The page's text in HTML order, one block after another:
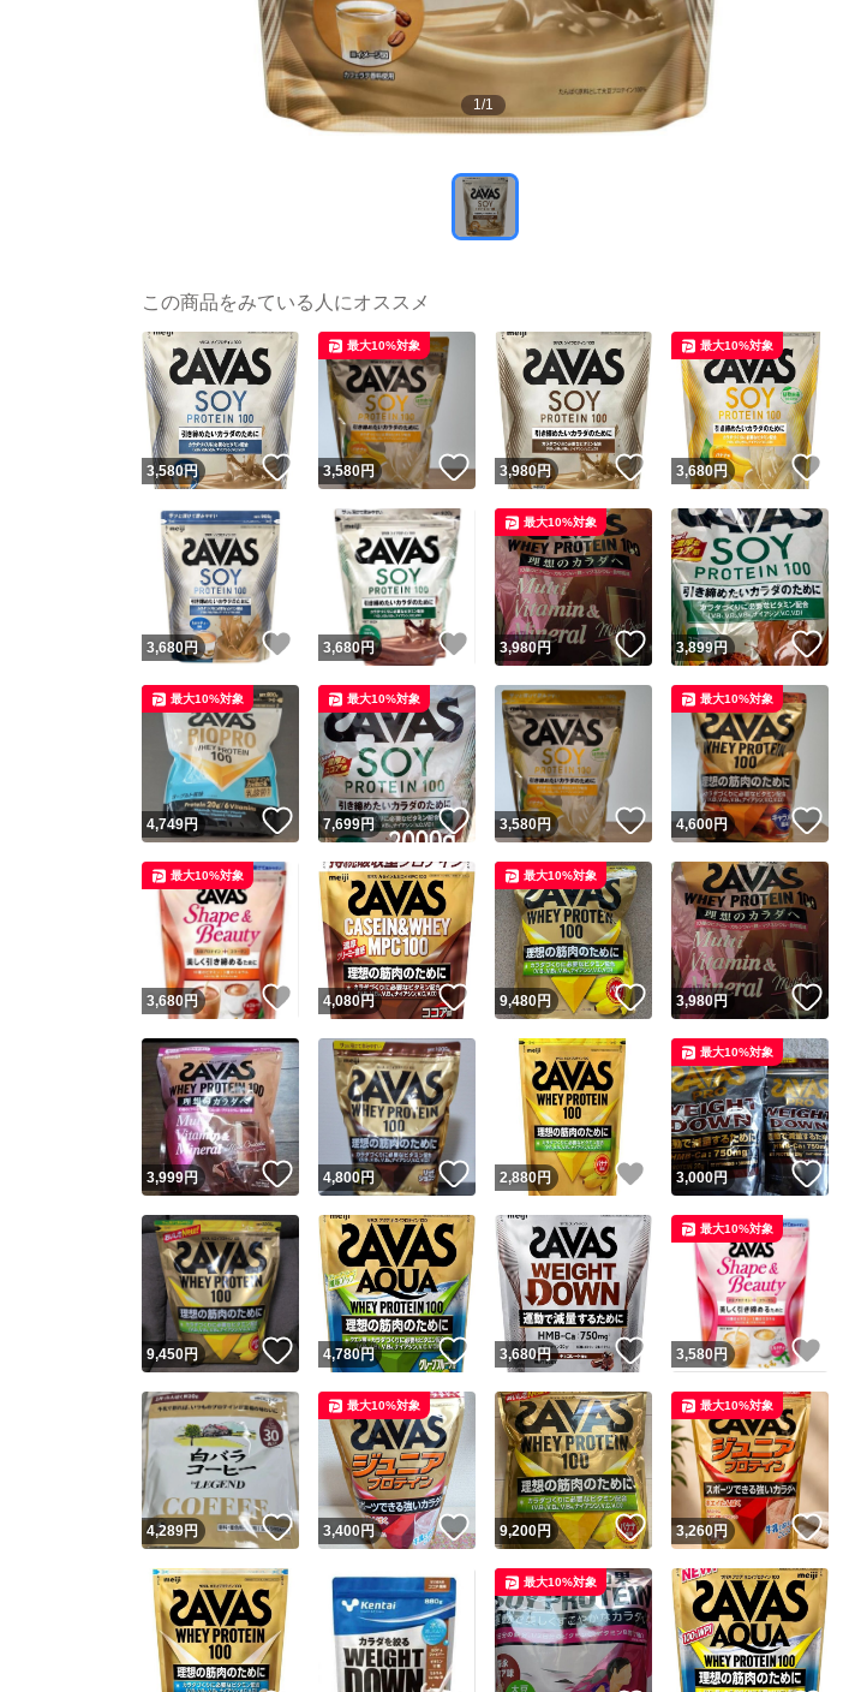
1/1
ユーザーの実績
Yahoo!フリマが定めた一定の基準を満たしたユ
安心取引出品者
安心取引出品者 Yahoo!フリマの基準をク
この商品の情報を
この商品をみている人にオススメ
3,580円 いいね！
3,580円 いいね！
最大10%対象
3,980円 いいね！
3,680円
最大10%対象
3,680円 いいね！
3,680円 いいね！
3,980円 いいね！
最大10%対象
3,899円
4,749円 いいね！
最大10%対象
7,699円 いいね！
最大10%対象
3,580円 いいね！
4,600円
最大10%対象
3,680円 いいね！
最大10%対象
4,080円 いいね！
9,480円 いいね！
最大10%対象
3,980円
3,999円 いいね！
4,800円 いいね！
2,880円 いいね！
3,000円
最大10%対象
9,450円 いいね！
4,780円 いいね！
3,680円 いいね！
3,580円
最大10%対象
4,289円 いいね！
3,400円 いいね！
最大10%対象
9,200円 いいね！
3,260円
最大10%対象
最大10%対象